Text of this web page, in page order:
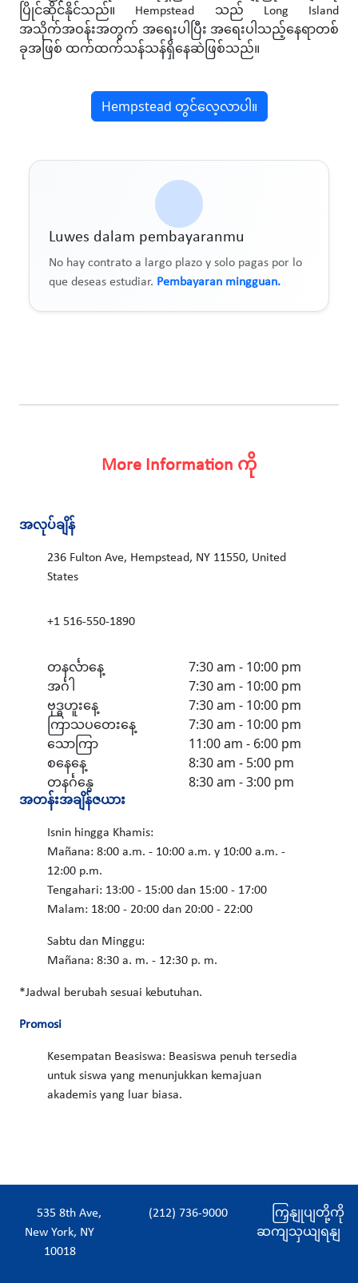
ပြိုင်ဆိုင်နိုင်သည်။ Hempstead သည် Long Island
အသိုက်အဝန်းအတွက် အရေးပါပြီး အရေးပါသည့်နေရာတစ်
ခုအဖြစ် ထက်ထက်သန်သန်ရှိနေဆဲဖြစ်သည်။
Hempstead တွင်လေ့လာပါ။
Luwes dalam pembayaranmu
No hay contrato a largo plazo y solo pagas por lo
que deseas estudiar. Pembayaran mingguan.
More Information ကို
အလုပ်ချိန်
236 Fulton Ave, Hempstead, NY 11550, United
States
+1 516-550-1890
တနင်္လာနေ့
7:30 am - 10:00 pm
အင်္ဂါ
7:30 am - 10:00 pm
ဗုဒ္ဓဟူးနေ့
7:30 am - 10:00 pm
ကြာသပတေးနေ့
7:30 am - 10:00 pm
သောကြာ
11:00 am - 6:00 pm
စနေနေ့
8:30 am - 5:00 pm
တနင်္ဂနွေ
8:30 am - 3:00 pm
အတန်းအချိန်ဇယား
Isnin hingga Khamis:
Mañana: 8:00 a.m. - 10:00 a.m. y 10:00 a.m. -
12:00 p.m.
Tengahari: 13:00 - 15:00 dan 15:00 - 17:00
Malam: 18:00 - 20:00 dan 20:00 - 22:00
Sabtu dan Minggu:
Mañana: 8:30 a. m. - 12:30 p. m.
*Jadwal berubah sesuai kebutuhan.
Promosi
Kesempatan Beasiswa: Beasiswa penuh tersedia
untuk siswa yang menunjukkan kemajuan
akademis yang luar biasa.
535 8th Ave,
New York, NY
10018
(212) 736-9000
ကြှနျုပျတို့ကို
ဆကျသှယျရနျ